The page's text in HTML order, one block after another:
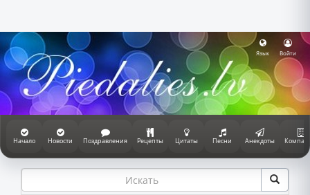
Язык Войти
Начало Новости Поздравления Рецепты Цитаты Песни Анекдоты